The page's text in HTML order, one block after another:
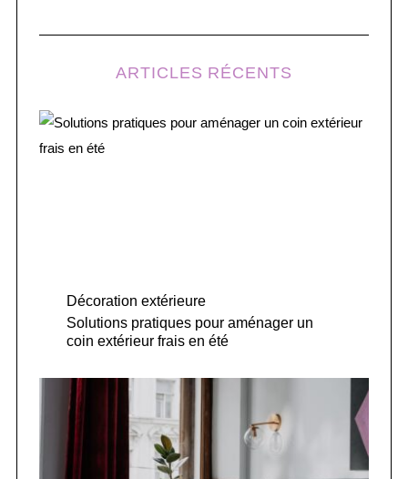
ARTICLES RÉCENTS
Décoration extérieure
Solutions pratiques pour aménager un
coin extérieur frais en été